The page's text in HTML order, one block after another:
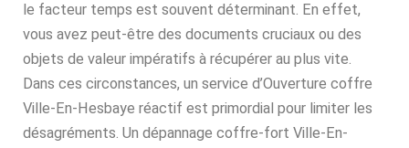
le facteur temps est souvent déterminant. En effet,
vous avez peut-être des documents cruciaux ou des
objets de valeur impératifs à récupérer au plus vite.
Dans ces circonstances, un service d’Ouverture coffre
Ville-En-Hesbaye réactif est primordial pour limiter les
désagréments. Un dépannage coffre-fort Ville-En-